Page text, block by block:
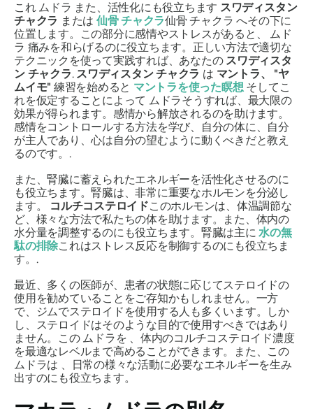
これ ムドラ また、活性化にも役立ちます スワディスタン
チャクラ または 仙骨チャクラ仙骨チャクラ へその下に
位置します。この部分に感情やストレスがあると、 ムド
ラ 痛みを和らげるのに役立ちます。正しい方法で適切な
テクニックを使って実践すれば、あなたの スワディスタ
ン チャクラ. スワディスタンチャクラ は マントラ、
"ヤ
ムイモ" 練習を始めると マントラを使った瞑想そしてこ
れを仮定することによって ムドラそうすれば、最大限の
効果が得られます。感情から解放されるのを助けます。
感情をコントロールする方法を学び、自分の体に、自分
が主人であり、心は自分の望むように動くべきだと教え
るのです。.
また、腎臓に蓄えられたエネルギーを活性化させるのに
も役立ちます。腎臓は、非常に重要なホルモンを分泌し
ます。
コルチコステロイドこのホルモンは、体温調節な
ど、様々な方法で私たちの体を助けます。また、体内の
水分量を調整するのにも役立ちます。腎臓は主に水の無
駄の排除これはストレス反応を制御するのにも役立ちま
す。.
最近、多くの医師が、患者の状態に応じてステロイドの
使用を勧めていることをご存知かもしれません。一方
で、ジムでステロイドを使用する人も多くいます。しか
し、ステロイドはそのような目的で使用すべきではあり
ません。この ムドラを 、体内のコルチコステロイド濃度
を最適なレベルまで高めることができます。また、この
ムドラは 、日常の様々な活動に必要なエネルギーを生み
出すのにも役立ちます。